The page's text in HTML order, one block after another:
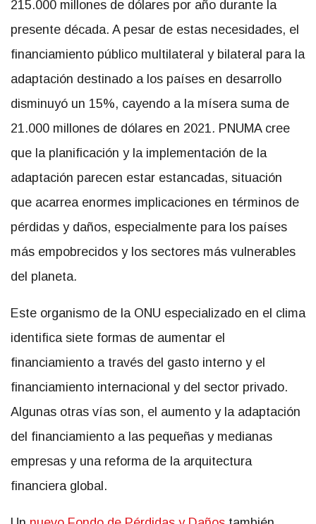
215.000 millones de dólares por año durante la
presente década. A pesar de estas necesidades, el
financiamiento público multilateral y bilateral para la
adaptación destinado a los países en desarrollo
disminuyó un 15%, cayendo a la mísera suma de
21.000 millones de dólares en 2021. PNUMA cree
que la planificación y la implementación de la
adaptación parecen estar estancadas, situación
que acarrea enormes implicaciones en términos de
pérdidas y daños, especialmente para los países
más empobrecidos y los sectores más vulnerables
del planeta.
Este organismo de la ONU especializado en el clima
identifica siete formas de aumentar el
financiamiento a través del gasto interno y el
financiamiento internacional y del sector privado.
Algunas otras vías son, el aumento y la adaptación
del financiamiento a las pequeñas y medianas
empresas y una reforma de la arquitectura
financiera global.